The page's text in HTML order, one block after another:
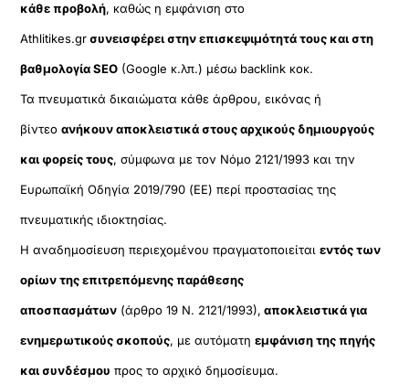
κάθε προβολή, καθώς η εμφάνιση στο
Athlitikes.grσυνεισφέρει στην επισκεψιμότητά τους και στη
βαθμολογία SEO (Google κ.λπ.) μέσω backlink κοκ.
Τα πνευματικά δικαιώματα κάθε άρθρου, εικόνας ή
βίντεοανήκουν αποκλειστικά στους αρχικούς δημιουργούς
και φορείς τους, σύμφωνα με τον Νόμο 2121/1993 και την
Ευρωπαϊκή Οδηγία 2019/790 (ΕΕ) περί προστασίας της
πνευματικής ιδιοκτησίας.
Η αναδημοσίευση περιεχομένου πραγματοποιείταιεντός των
ορίων της επιτρεπόμενης παράθεσης
αποσπασμάτων (άρθρο 19 Ν. 2121/1993), αποκλειστικά για
ενημερωτικούς σκοπούς, με αυτόματηεμφάνιση της πηγής
και συνδέσμου προς το αρχικό δημοσίευμα.